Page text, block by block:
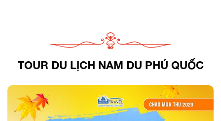
TOUR DU LỊCH NAM DU PHÚ QUỐC